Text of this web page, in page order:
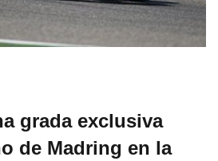
grada exclusiva
de Madring en la